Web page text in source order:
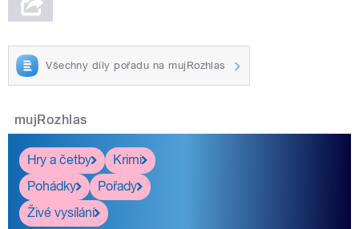
Všechny díly pořadu na mujRozhlas
mujRozhlas
Hry a četby
Krimi
Pohádky
Pořady
Živé vysílání